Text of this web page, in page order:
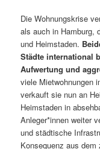
Die Wohnungskrise
als auch in Hamburg,
und Heimstaden.
Städte international
Aufwertung und
viele Mietwohnungen
verkauft sie nun an
Heimstaden in
Anleger*innen weiter
und städtische
Konsequenz aus dem